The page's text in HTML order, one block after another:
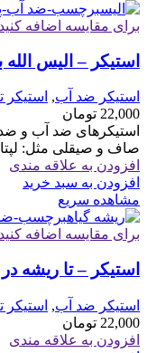
برای مقایسه اضافه کنید
استیکر – الیس
استیکر ضد آب, استیکر
22,000 تومان
استیکرهای ضد آب و
صاف و صیقلی مثل:
افزودن به علاقه مندی
افزودن به سبد خرید
مشاهده سریع
برای مقایسه اضافه کنید
استیکر – تا ریشه
استیکر ضد آب, استیکر
22,000 تومان
افزودن به علاقه مندی